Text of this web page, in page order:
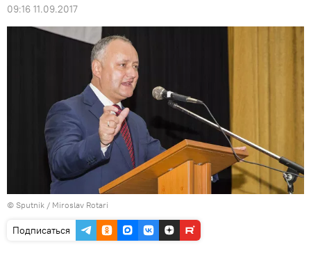
09:16 11.09.2017
© Sputnik / Miroslav Rotari
Подписаться